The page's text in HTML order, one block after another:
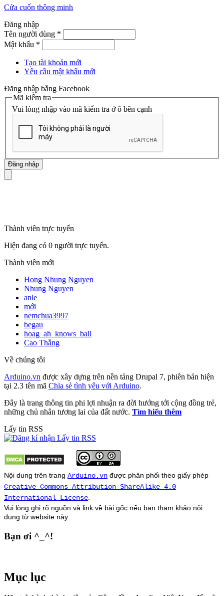
Cửa cuốn thông minh
Đăng nhập
Tên người dùng *
Mật khẩu *
Tạo tài khoản mới
Yêu cầu mật khẩu mới
Đăng nhập bằng Facebook
Mã kiểm tra
Vui lòng nhập vào mã kiểm tra ở ô bên cạnh
Thành viên trực tuyến
Hiện đang có 0 người trực tuyến.
Thành viên mới
Hong Nhung Nguyen
Nhung Nguyen
anle
mới
nemchua3997
begau
hoag_ah_knows_ball
Cao Thắng
Về chúng tôi
Arduino.vn được xây dựng trên nền tảng Drupal 7, phiên bản hiện
tại 2.3 tên mã Chia sẻ tình yêu với Arduino.
Đây là trang thông tin phi lợi nhuận ra đời hướng tới cộng đồng trẻ,
những chủ nhân tương lai của đất nước. Tìm hiểu thêm
Lấy tin RSS
Nội dung trên trang Arduino.vn được phân phối theo giấy phép
Creative Commons Attribution-ShareAlike 4.0
International License
Vui lòng ghi rõ nguồn và link về bài gốc nếu bạn tham khảo nội
dung từ website này.
Bạn ơi ^_^!
Mục lục